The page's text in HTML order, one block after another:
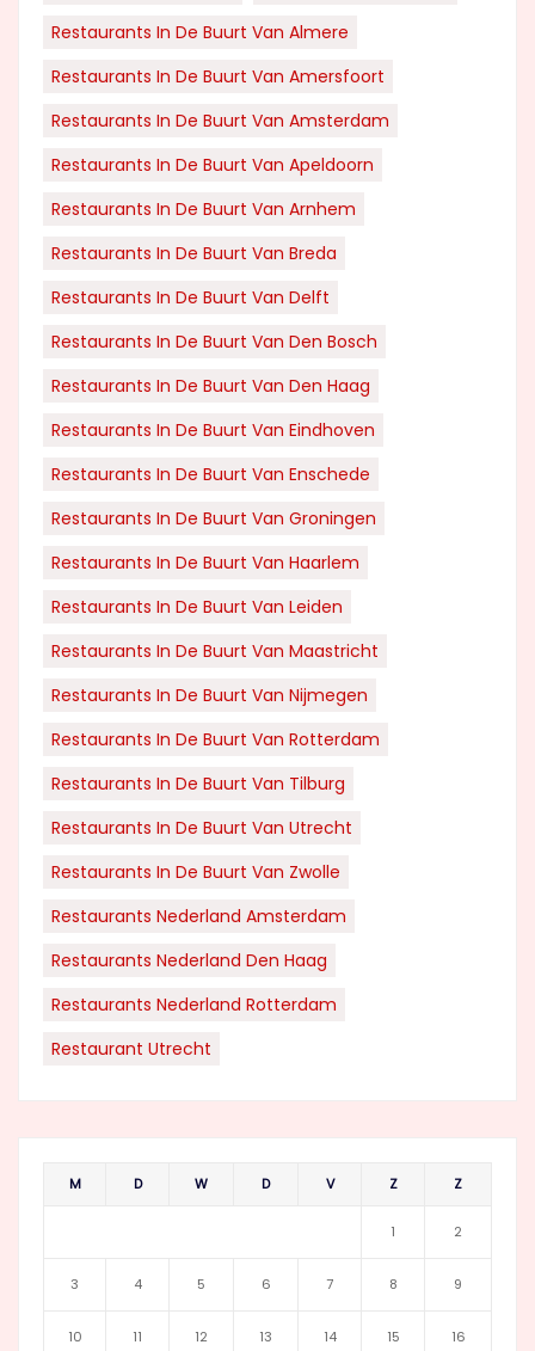
Restaurants In De Buurt Van Almere
Restaurants In De Buurt Van Amersfoort
Restaurants In De Buurt Van Amsterdam
Restaurants In De Buurt Van Apeldoorn
Restaurants In De Buurt Van Arnhem
Restaurants In De Buurt Van Breda
Restaurants In De Buurt Van Delft
Restaurants In De Buurt Van Den Bosch
Restaurants In De Buurt Van Den Haag
Restaurants In De Buurt Van Eindhoven
Restaurants In De Buurt Van Enschede
Restaurants In De Buurt Van Groningen
Restaurants In De Buurt Van Haarlem
Restaurants In De Buurt Van Leiden
Restaurants In De Buurt Van Maastricht
Restaurants In De Buurt Van Nijmegen
Restaurants In De Buurt Van Rotterdam
Restaurants In De Buurt Van Tilburg
Restaurants In De Buurt Van Utrecht
Restaurants In De Buurt Van Zwolle
Restaurants Nederland Amsterdam
Restaurants Nederland Den Haag
Restaurants Nederland Rotterdam
Restaurant Utrecht
M D W D V Z Z
1 2
3 4 5 6 7 8 9
10 11 12 13 14 15 16